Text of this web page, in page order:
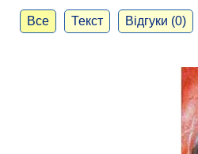
Все Текст Відгуки (0)